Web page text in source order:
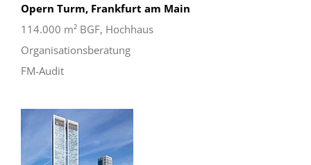
Opern Turm, Frankfurt am Main
114.000 m² BGF, Hochhaus
Organisationsberatung
FM-Audit